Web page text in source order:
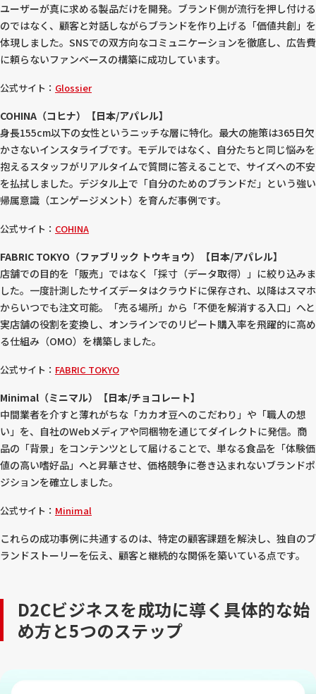
ユーザーが真に求める製品だけを開発。ブランド側が流行を押し付ける
のではなく、顧客と対話しながらブランドを作り上げる「価値共創」を
体現しました。SNSでの双方向なコミュニケーションを徹底し、広告費
に頼らないファンベースの構築に成功しています。
公式サイト： Glossier
COHINA（コヒナ）【日本/アパレル】
身長155cm以下の女性というニッチな層に特化。最大の施策は365日欠
かさないインスタライブです。モデルではなく、自分たちと同じ悩みを
抱えるスタッフがリアルタイムで質問に答えることで、サイズへの不安
を払拭しました。デジタル上で「自分のためのブランドだ」という強い
帰属意識（エンゲージメント）を育んだ事例です。
公式サイト： COHINA
FABRIC TOKYO（ファブリック トウキョウ）【日本/アパレル】
店舗での目的を「販売」ではなく「採寸（データ取得）」に絞り込みま
した。一度計測したサイズデータはクラウドに保存され、以降はスマホ
からいつでも注文可能。「売る場所」から「不便を解消する入口」へと
実店舗の役割を変換し、オンラインでのリピート購入率を飛躍的に高め
る仕組み（OMO）を構築しました。
公式サイト： FABRIC TOKYO
Minimal（ミニマル）【日本/チョコレート】
中間業者を介すと薄れがちな「カカオ豆へのこだわり」や「職人の想
い」を、自社のWebメディアや同梱物を通じてダイレクトに発信。商
品の「背景」をコンテンツとして届けることで、単なる食品を「体験価
値の高い嗜好品」へと昇華させ、価格競争に巻き込まれないブランドポ
ジションを確立しました。
公式サイト： Minimal
これらの成功事例に共通するのは、特定の顧客課題を解決し、独自のブ
ランドストーリーを伝え、顧客と継続的な関係を築いている点です。
D2Cビジネスを成功に導く具体的な始
め方と5つのステップ